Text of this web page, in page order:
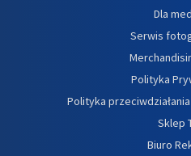
Dla
Serwis
Polityka
Polityka
Sklep
Biuro